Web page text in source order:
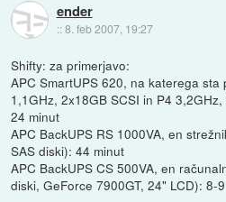
ender
::8. feb 2007, 19:27
Shifty: za primerjavo:
APC SmartUPS 620, na katerega
1,1GHz, 2x18GB SCSI in P4
24 minut
APC BackUPS RS 1000VA, en
SAS diski): 44 minut
APC BackUPS CS 500VA, en
diski, GeForce 7900GT, 24" LCD): 8-